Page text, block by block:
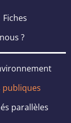
Fiches
?
publiques
parallèles